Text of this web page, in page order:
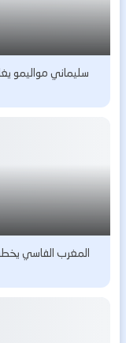
سليماني مواليمو
المغرب الفاسي